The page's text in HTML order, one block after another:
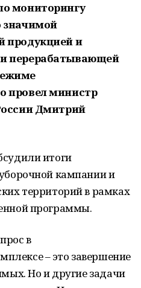
мониторингу
значимой
продукцией и
перерабатывающей
провел министр
Дмитрий
итоги
кампании и
территорий в рамках
программы.
в
– это завершение
Но и другие задачи